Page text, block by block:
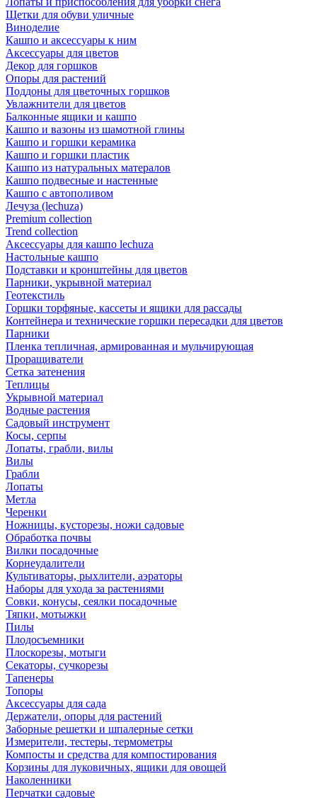
Щетки для обуви уличные
Виноделие
Кашпо и аксессуары к ним
Аксессуары для цветов
Декор для горшков
Опоры для растений
Поддоны для цветочных горшков
Увлажнители для цветов
Балконные ящики и кашпо
Кашпо и вазоны из шамотной глины
Кашпо и горшки керамика
Кашпо и горшки пластик
Кашпо из натуральных матералов
Кашпо подвесные и настенные
Кашпо с автополивом
Лечуза (lechuza)
Premium collection
Trend collection
Аксессуары для кашпо lechuza
Настольные кашпо
Подставки и кронштейны для цветов
Парники, укрывной материал
Геотекстиль
Горшки торфяные, кассеты и ящики для рассады
Контейнера и технические горшки пересадки для цветов
Парники
Пленка тепличная, армированная и мульчирующая
Проращиватели
Сетка затенения
Теплицы
Укрывной материал
Водные растения
Садовый инструмент
Косы, серпы
Лопаты, грабли, вилы
Вилы
Грабли
Лопаты
Метла
Черенки
Ножницы, кусторезы, ножи садовые
Обработка почвы
Вилки посадочные
Корнеудалители
Культиваторы, рыхлители, аэраторы
Наборы для ухода за растениями
Совки, конусы, сеялки посадочные
Тяпки, мотыжки
Пилы
Плодосъемники
Плоскорезы, мотыги
Секаторы, сучкорезы
Тапенеры
Топоры
Аксессуары для сада
Держатели, опоры для растений
Заборные решетки и шпалерные сетки
Измерители, тестеры, термометры
Компосты и средства для компостирования
Корзины для луковичных, ящики для овощей
Наколенники
Перчатки садовые